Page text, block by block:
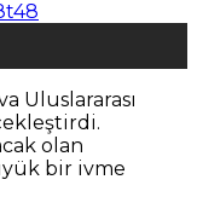
Uluslararası
olan
bir ivme